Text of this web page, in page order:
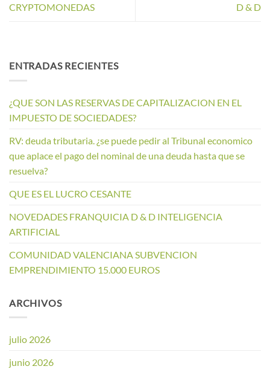
CRYPTOMONEDAS
D & D
ENTRADAS RECIENTES
¿QUE SON LAS RESERVAS DE CAPITALIZACION EN EL
IMPUESTO DE SOCIEDADES?
RV: deuda tributaria. ¿se puede pedir al Tribunal economico
que aplace el pago del nominal de una deuda hasta que se
resuelva?
QUE ES EL LUCRO CESANTE
NOVEDADES FRANQUICIA D & D INTELIGENCIA
ARTIFICIAL
COMUNIDAD VALENCIANA SUBVENCION
EMPRENDIMIENTO 15.000 EUROS
ARCHIVOS
julio 2026
junio 2026